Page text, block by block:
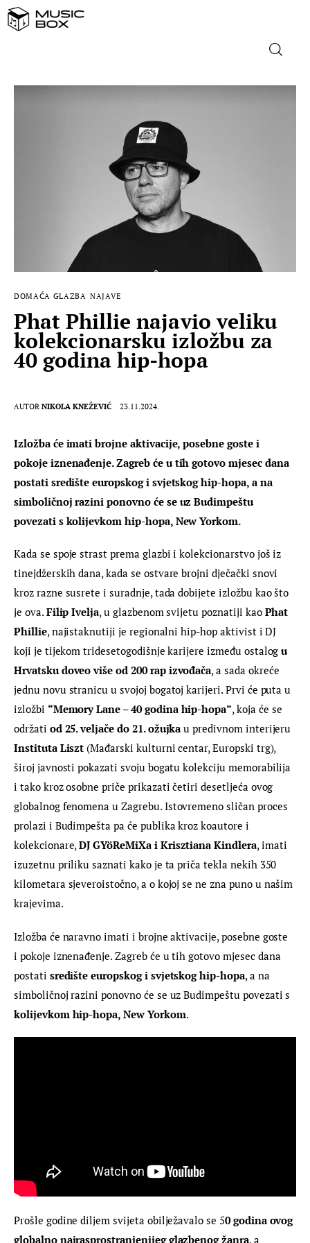
DOMAĆA GLAZBA
STRANA GLAZBA
MUSIC BOX
DOMAĆA GLAZBA NAJAVE
Phat Phillie najavio veliku
kolekcionarsku izložbu za
40 godina hip-hopa
AUTOR NIKOLA KNEŽEVIĆ 23.11.2024.
Izložba će imati brojne aktivacije, posebne goste i
pokoje iznenađenje. Zagreb će u tih gotovo mjesec dana
postati središte europskog i svjetskog hip-hopa, a na
simboličnoj razini ponovno će se uz Budimpeštu
povezati s kolijevkom hip-hopa, New Yorkom.
Kada se spoje strast prema glazbi i kolekcionarstvo još iz
tinejdžerskih dana, kada se ostvare brojni dječački snovi
kroz razne susrete i suradnje, tada dobijete izložbu kao što
je ova. Filip Ivelja, u glazbenom svijetu poznatiji kao Phat
Phillie, najistaknutiji je regionalni hip-hop aktivist i DJ
koji je tijekom tridesetogodišnje karijere između ostalog u
Hrvatsku doveo više od 200 rap izvođača, a sada okreće
jednu novu stranicu u svojoj bogatoj karijeri. Prvi će puta u
izložbi “Memory Lane – 40 godina hip-hopa”, koja će se
održati od 25. veljače do 21. ožujka u predivnom interijeru
Instituta Liszt (Mađarski kulturni centar, Europski trg),
široj javnosti pokazati svoju bogatu kolekciju memorabilija
i tako kroz osobne priče prikazati četiri desetljeća ovog
globalnog fenomena u Zagrebu. Istovremeno sličan proces
prolazi i Budimpešta pa će publika kroz koautore i
kolekcionare, DJ GYöReMiXa i Krisztiana Kindlera, imati
izuzetnu priliku saznati kako je ta priča tekla nekih 350
kilometara sjeveroistočno, a o kojoj se ne zna puno u našim
krajevima.
Izložba će naravno imati i brojne aktivacije, posebne goste
i pokoje iznenađenje. Zagreb će u tih gotovo mjesec dana
postati središte europskog i svjetskog hip-hopa, a na
simboličnoj razini ponovno će se uz Budimpeštu povezati s
kolijevkom hip-hopa, New Yorkom.
Prošle godine diljem svijeta obilježavalo se 50 godina ovog
globalno najrasprostranjenijeg glazbenog žanra, a